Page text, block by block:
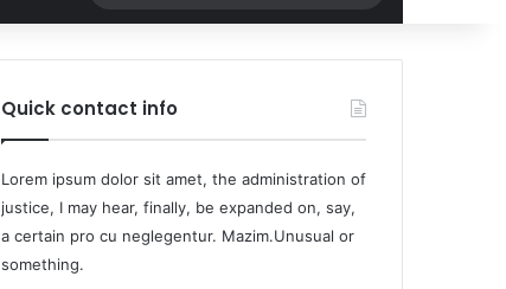
Quick contact info
Lorem ipsum dolor sit amet, the administration of
justice, I may hear, finally, be expanded on, say,
a certain pro cu neglegentur. Mazim.Unusual or
something.